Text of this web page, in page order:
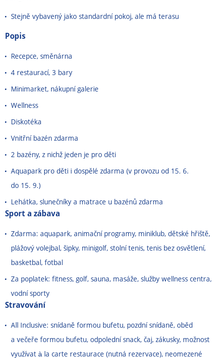
Stejně vybavený jako standardní pokoj, ale má terasu
Popis
Recepce, směnárna
4 restaurací, 3 bary
Minimarket, nákupní galerie
Wellness
Diskotéka
Vnitřní bazén zdarma
2 bazény, z nichž jeden je pro děti
Aquapark pro děti i dospělé zdarma (v provozu od 15. 6.
do 15. 9.)
Lehátka, slunečníky a matrace u bazénů zdarma
Sport a zábava
Zdarma: aquapark, animační programy, miniklub, dětské hřiště,
plážový volejbal, šipky, minigolf, stolní tenis, tenis bez osvětlení,
basketbal, fotbal
Za poplatek: fitness, golf, sauna, masáže, služby wellness centra,
vodní sporty
Stravování
All Inclusive: snídaně formou bufetu, pozdní snídaně, oběd
a večeře formou bufetu, odpolední snack, čaj, zákusky, možnost
využívat à la carte restaurace (nutná rezervace), neomezené